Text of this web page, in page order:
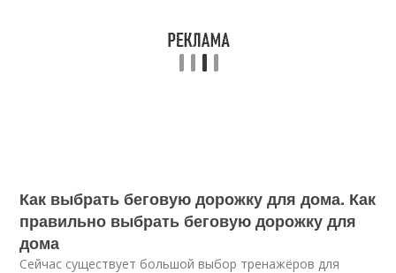
Как выбрать беговую дорожку для дома. Как
правильно выбрать беговую дорожку для
дома
Сейчас существует большой выбор тренажёров для